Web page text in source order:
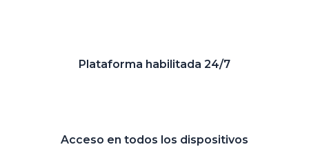
Plataforma habilitada 24/7
Acceso en todos los dispositivos